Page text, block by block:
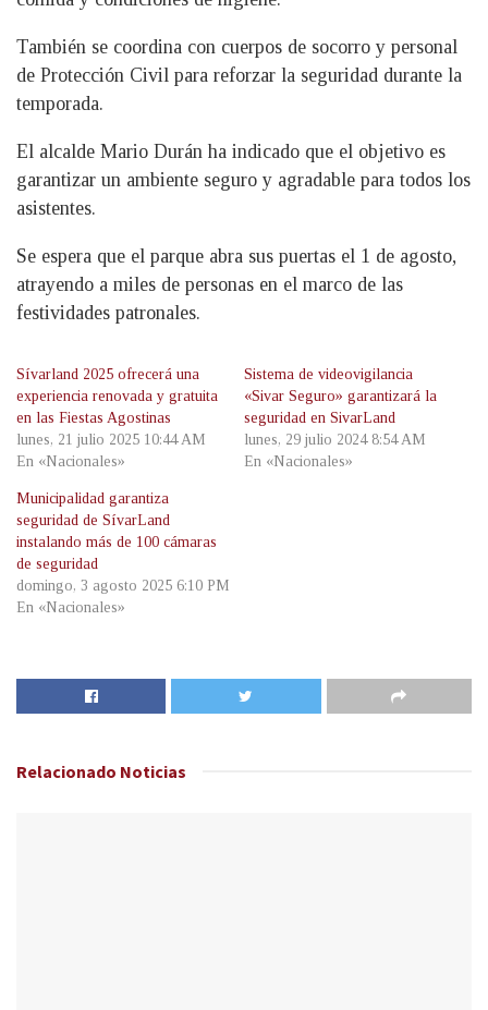
También se coordina con cuerpos de socorro y personal
de Protección Civil para reforzar la seguridad durante la
temporada.
El alcalde Mario Durán ha indicado que el objetivo es
garantizar un ambiente seguro y agradable para todos los
asistentes.
Se espera que el parque abra sus puertas el 1 de agosto,
atrayendo a miles de personas en el marco de las
festividades patronales.
Sívarland 2025 ofrecerá una
experiencia renovada y gratuita
en las Fiestas Agostinas
lunes, 21 julio 2025 10:44 AM
En «Nacionales»
Sistema de videovigilancia
«Sivar Seguro» garantizará la
seguridad en SivarLand
lunes, 29 julio 2024 8:54 AM
En «Nacionales»
Municipalidad garantiza
seguridad de SívarLand
instalando más de 100 cámaras
de seguridad
domingo, 3 agosto 2025 6:10 PM
En «Nacionales»
Relacionado Noticias